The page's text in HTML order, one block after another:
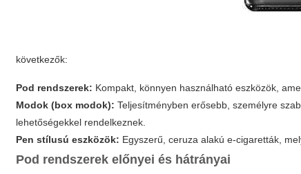
következők:
Pod rendszerek: Kompakt, könnyen használható eszközök,
Modok (box modok): Teljesítményben erősebb, személyre
lehetőségekkel rendelkeznek.
Pen stílusú eszközök: Egyszerű, ceruza alakú e-cigaretták,
Pod rendszerek előnyei és hátrányai